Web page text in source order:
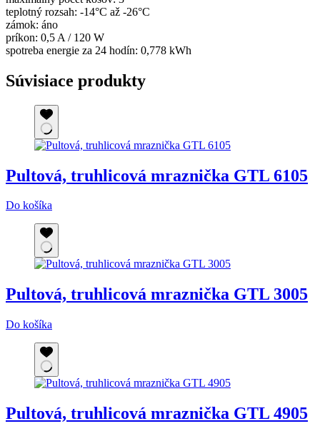
teplotný rozsah: -14°C až -26°C
zámok: áno
príkon: 0,5 A / 120 W
spotreba energie za 24 hodín: 0,778 kWh
Súvisiace produkty
Pultová, truhlicová mraznička GTL 6105
Do košíka
Pultová, truhlicová mraznička GTL 3005
Do košíka
Pultová, truhlicová mraznička GTL 4905